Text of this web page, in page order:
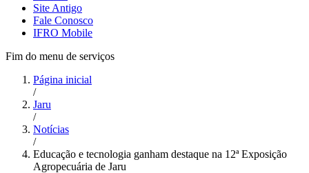
Site Antigo
Fale Conosco
IFRO Mobile
Fim do menu de serviços
Página inicial
/
Jaru
/
Notícias
/
Educação e tecnologia ganham destaque na 12ª Exposição
Agropecuária de Jaru